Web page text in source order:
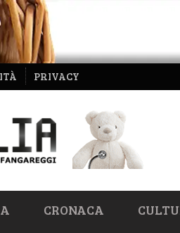
PRIVACY
CRONACA